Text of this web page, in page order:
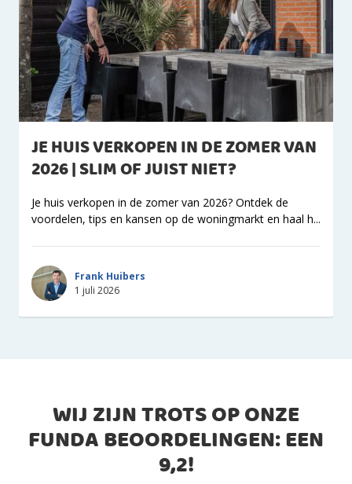
JE HUIS VERKOPEN IN DE ZOMER VAN
2026 | SLIM OF JUIST NIET?
Je huis verkopen in de zomer van 2026? Ontdek de
voordelen, tips en kansen op de woningmarkt en haal h...
Frank Huibers
1 juli 2026
WIJ ZIJN TROTS OP ONZE
FUNDA BEOORDELINGEN: EEN
9,2!